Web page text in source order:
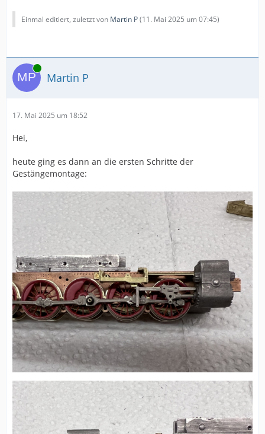
Einmal editiert, zuletzt von Martin P(11. Mai 2025 um 07:45)
Online
Martin P
17. Mai 2025 um 18:52
Hei,
heute ging es dann an die ersten Schritte der
Gestängemontage: